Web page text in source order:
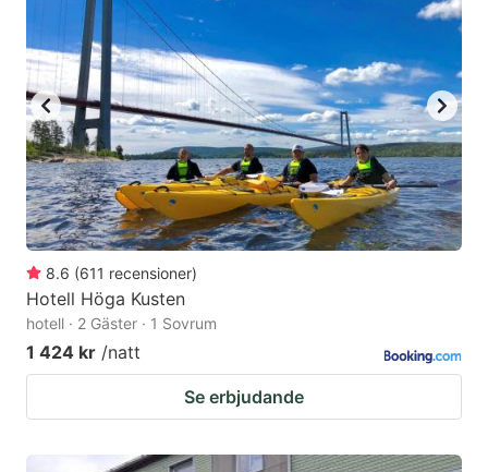
8.6 (611 recensioner)
Hotell Höga Kusten
hotell · 2 Gäster · 1 Sovrum
1 424 kr /natt
Se erbjudande